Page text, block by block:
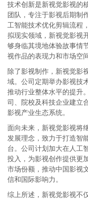
技术创新是新视觉影视的
团队，专注于影视后期制
工智能技术优化剪辑流程
拟现实领域，新视觉影视
够身临其境地体验故事情
视作品的表现力和市场空间
除了影视制作，新视觉影
域。公司定期举办影视技
推动行业整体水平的提升
司、院校及科技企业建立
影视产业生态系统。
面向未来，新视觉影视将
发展理念，致力于打造智
台。公司计划加大在人工
投入，为影视创作提供更
市场份额，推动中国影视
信和国际影响力。
综上所述，新视觉影视不